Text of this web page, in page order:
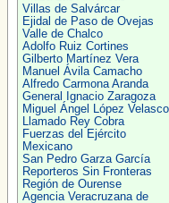
Villas de Salvárcar
Ejidal de Paso de Ovejas
Valle de Chalco
Adolfo Ruiz Cortines
Gilberto Martínez Vera
Manuel Ávila Camacho
Alfredo Carmona Aranda
General Ignacio Zaragoza
Miguel Ángel López Velasco
Llamado Rey Cobra
Fuerzas del Ejército
Mexicano
San Pedro Garza García
Reporteros Sin Fronteras
Región de Ourense
Agencia Veracruzana de